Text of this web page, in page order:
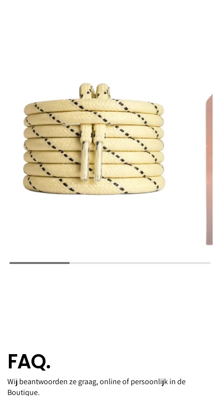
FAQ.
Wij beantwoorden ze graag, online of persoonlijk in de
Boutique.